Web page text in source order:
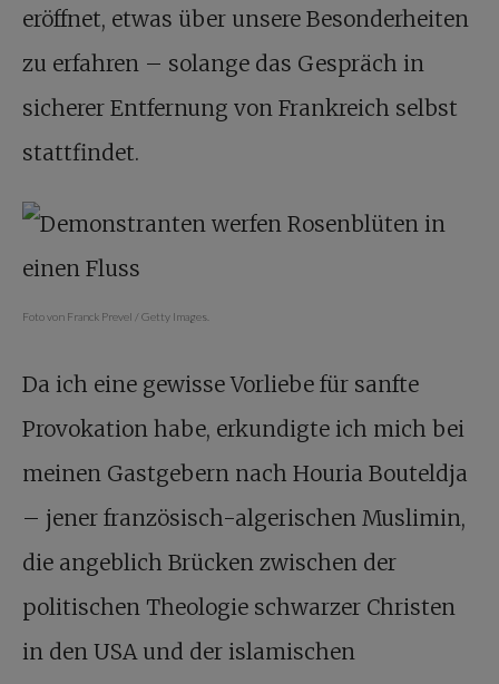
eröffnet, etwas über unsere Besonderheiten
zu erfahren – solange das Gespräch in
sicherer Entfernung von Frankreich selbst
stattfindet.
Foto von Franck Prevel / Getty Images.
Da ich eine gewisse Vorliebe für sanfte
Provokation habe, erkundigte ich mich bei
meinen Gastgebern nach Houria Bouteldja
– jener französisch-algerischen Muslimin,
die angeblich Brücken zwischen der
politischen Theologie schwarzer Christen
in den USA und der islamischen